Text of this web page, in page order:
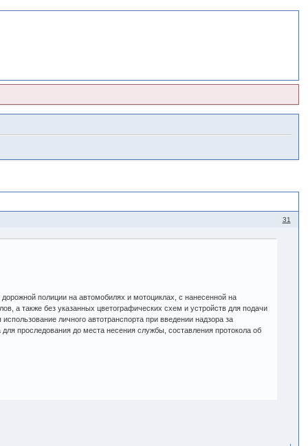
31
полиции на автомобилях и мотоциклах, с нанесенной на
а также без указанных цветографических схем и устройств для подачи
личного автотранспорта при введении надзора за
проследования до места несения службы, составления протокола об